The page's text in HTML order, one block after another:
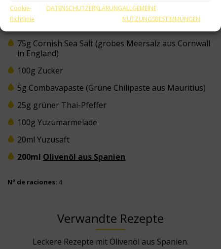
Cookie-
Richtlinie
DATENSCHUTZERKLÄRUNGALLGEMEINE
NUTZUNGSBESTIMMUNGEN
Zutaten
300g Doradenfilet (ohne Haut)
75g Cornish Sea Salt (grobes Meersalz aus Cornwall
in England)
100g Zucker
5g Combavapaste (Grüne Chilipaste aus Mauritius)
25g grüner Thai-Pfeffer
100g Yuzumarmelade
20ml Yuzusaft
200ml Olivenöl aus Spanien
Nº de raciones: 4
Verwandte Rezepte
Leckere Rezepte mit Olivenöl aus Spanien.